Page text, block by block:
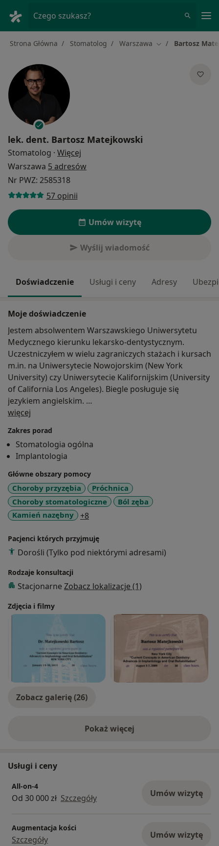
Czego szukasz?
Strona Główna Stomatolog Warszawa Zmień miasto
Bartosz
lek. dent. Bartosz Matejkowski
Stomatolog · Więcej
Warszawa 5 adresów
Nr PWZ: 2585318
57 opinii
Umów wizytę
Wyślij wiadomość
Doświadczenie Usługi i ceny Adresy
Moje doświadczenie
Jestem absolwentem Warszawskiego Uniwersytetu
Medycznego kierunku lekarsko-dentystycznym.
Uczestniczyłem w wielu zagraniczych stażach i kursach
m.in. na Uniwersytecie Nowojorskim (New York
University) czy Uniwersytecie Kalifornijskim (University
of California Los Angeles). Biegle posługuje się
jezykiem angielskim.
uśmiechu poprzez stomatologię zachowawczą i
protetykę. Stawiam na otwartą współpracę z
pacjentem, zawsze konsekwentnie i skrupulatnie
dążąc do ustalonych wspólnie celów.
Zawodowo zainteresowany jestem rozwojem w
kierunku protetyki oraz periodontologii. Przykładam
ogromną uwagę do estetyki dziąseł i zębów.
Prywatnie jestem pasjonatem sportów wodnych,
podróży i dobrej kuchni.
więcej
Zakres porad
Stomatologia ogólna
Implantologia
Główne obszary pomocy
Choroby przyzębia
Próchnica
Choroby stomatologiczne
Ból zęba
Kamień nazębny
+8a11y_sr_more_diseases
Pacjenci których przyjmuję
Dorośli (Tylko pod niektórymi adresami)
Rodzaje konsultacji
Stacjonarne Zobacz lokalizacje (1)
Zdjęcia i filmy
Zobacz galerię (26)
Pokaż więcejo doświadczeniu
Usługi i ceny
All-on-4
Od 30 000 zł Szczegóły Umów wizytę
Augmentacja kości
Szczegóły Umów wizytę